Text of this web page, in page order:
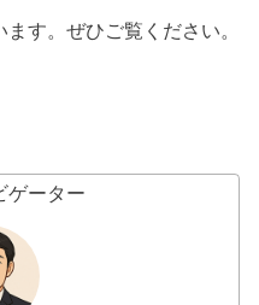
す。ぜひご覧ください。
ゲーター